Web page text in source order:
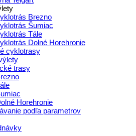
Brezno
Šumiac
Tále
Dolné Horehronie
cyklotrasy
trasy
Horehronie
podľa parametrov